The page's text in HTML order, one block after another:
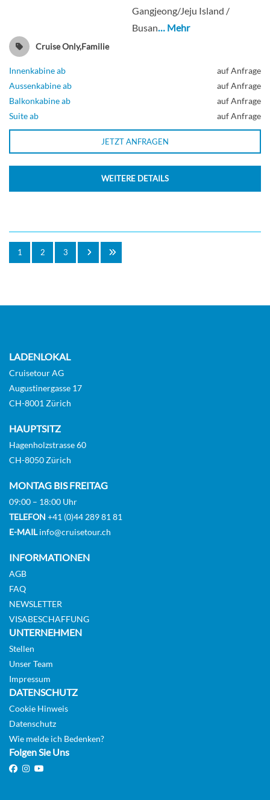
Gangjeong/Jeju Island /
Busan… Mehr
Cruise Only,Familie
Innenkabine ab
auf Anfrage
Aussenkabine ab
auf Anfrage
Balkonkabine ab
auf Anfrage
Suite ab
auf Anfrage
JETZT ANFRAGEN
WEITERE DETAILS
1 2 3
LADENLOKAL
Cruisetour AG
Augustinergasse 17
CH-8001 Zürich
HAUPTSITZ
Hagenholzstrasse 60
CH-8050 Zürich
MONTAG BIS FREITAG
09:00 – 18:00 Uhr
TELEFON +41 (0)44 289 81 81
E-MAILinfo@cruisetour.ch
INFORMATIONEN
AGB
FAQ
NEWSLETTER
VISABESCHAFFUNG
UNTERNEHMEN
Stellen
Unser Team
Impressum
DATENSCHUTZ
Cookie Hinweis
Datenschutz
Wie melde ich Bedenken?
Folgen Sie Uns